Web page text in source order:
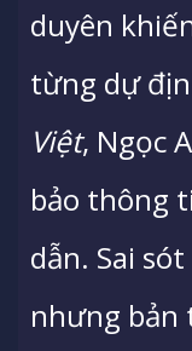
duyên
từng dự
Việt, Ngọc
bảo thông
dẫn. Sai
nhưng bản